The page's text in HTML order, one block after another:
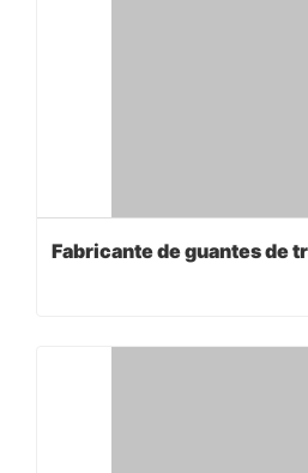
Fabricante de guantes de